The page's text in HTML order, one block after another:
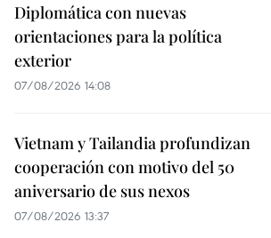
Diplomática con nuevas
orientaciones para la política
exterior
07/08/2026 14:08
Vietnam y Tailandia profundizan
cooperación con motivo del 50
aniversario de sus nexos
07/08/2026 13:37